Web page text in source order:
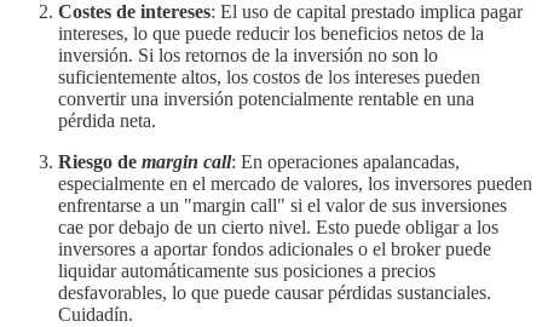
Costes de intereses: El uso de capital prestado implica pagar
intereses, lo que puede reducir los beneficios netos de la
inversión. Si los retornos de la inversión no son lo
suficientemente altos, los costos de los intereses pueden
convertir una inversión potencialmente rentable en una
pérdida neta.
Riesgo de margin call: En operaciones apalancadas,
especialmente en el mercado de valores, los inversores pueden
enfrentarse a un "margin call" si el valor de sus inversiones
cae por debajo de un cierto nivel. Esto puede obligar a los
inversores a aportar fondos adicionales o el broker puede
liquidar automáticamente sus posiciones a precios
desfavorables, lo que puede causar pérdidas sustanciales.
Cuidadín.